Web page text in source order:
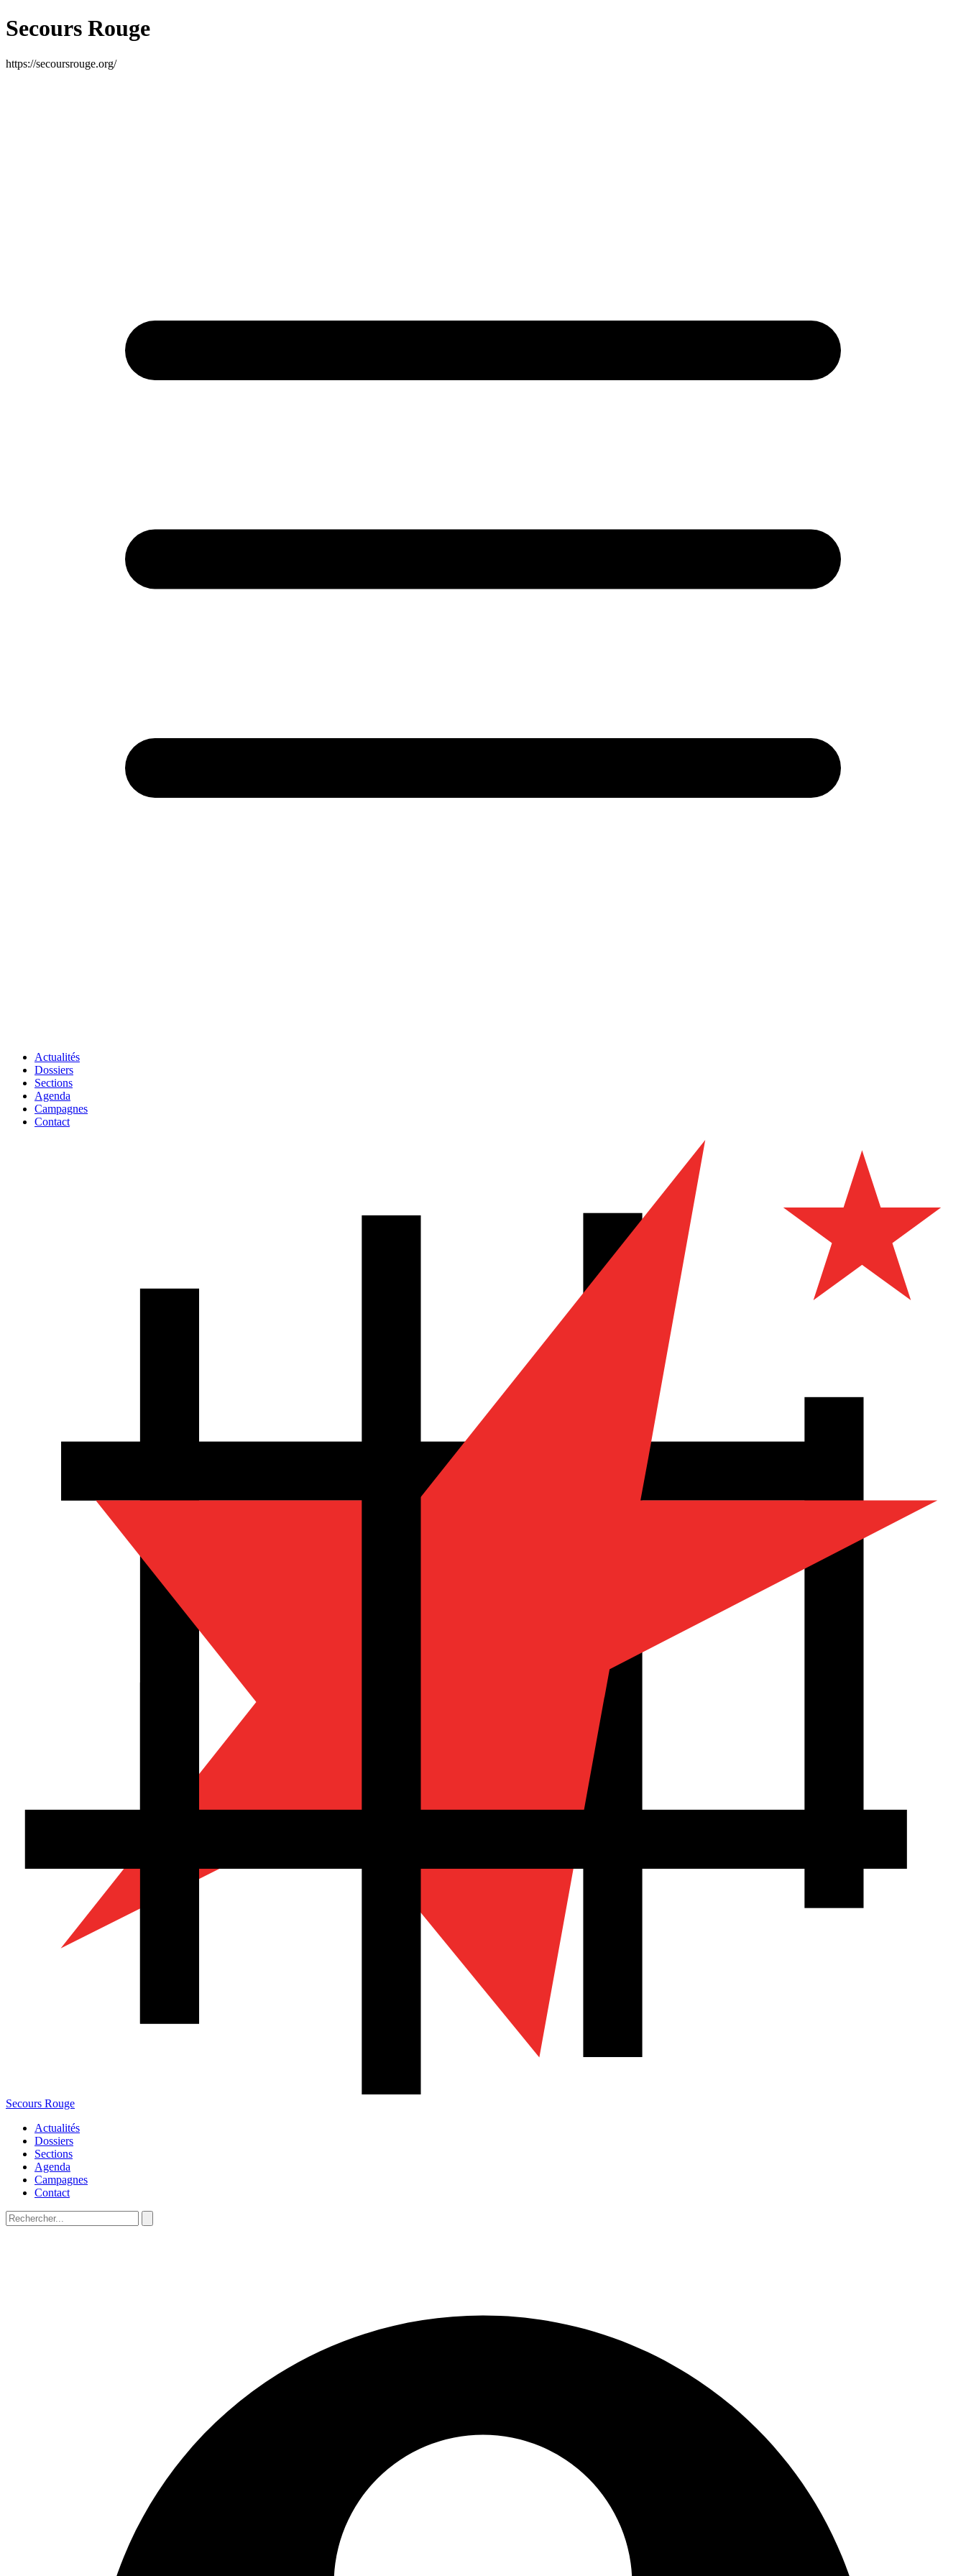
Secours Rouge
https://secoursrouge.org/
Actualités
Dossiers
Sections
Agenda
Campagnes
Contact
Secours Rouge
Actualités
Dossiers
Sections
Agenda
Campagnes
Contact